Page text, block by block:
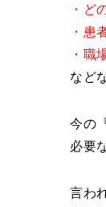
・ど
・患
・職
など
今の
必要
言わ